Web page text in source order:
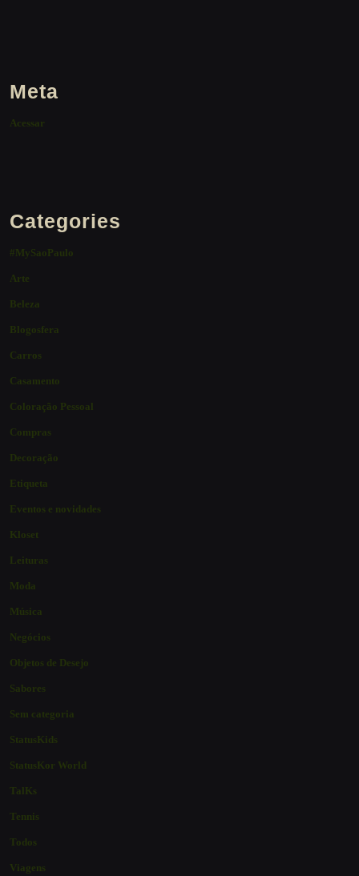
Meta
Acessar
Categories
#MySaoPaulo
Arte
Beleza
Blogosfera
Carros
Casamento
Coloração Pessoal
Compras
Decoração
Etiqueta
Eventos e novidades
Kloset
Leituras
Moda
Música
Negócios
Objetos de Desejo
Sabores
Sem categoria
StatusKids
StatusKor World
TalKs
Tennis
Todos
Viagens